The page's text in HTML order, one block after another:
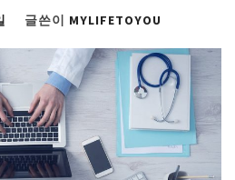
글쓴이 MYLIFETOYOU